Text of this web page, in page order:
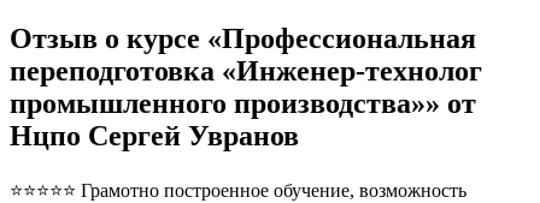
Отзыв о курсе «Профессиональная
переподготовка «Инженер-технолог
промышленного производства»» от
Нцпо Сергей Увранов
⭐⭐⭐⭐⭐ Грамотно построенное обучение, возможность